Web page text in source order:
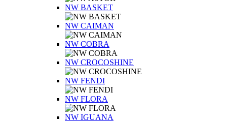
NW BASKET
NW CAIMAN
NW COBRA
NW CROCOSHINE
NW FENDI
NW FLORA
NW IGUANA